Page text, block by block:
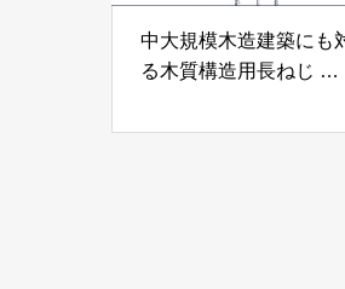
中大規模木造建築にも
る木質構造用長ねじ
ス」 株式会社カナイ